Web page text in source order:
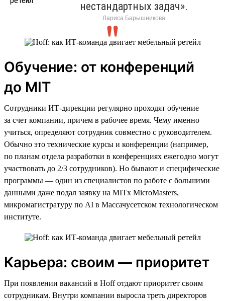
нестандартных задач».
Лариса Барышникова
Обучение: от конференций
до MIT
Сотрудники ИТ-дирекции регулярно проходят обучение
за счет компании, причем в рабочее время. Чему именно
учиться, определяют сотрудник совместно с руководителем.
Обычно это технические курсы и конференции (например,
по планам отдела разработки в конференциях ежегодно могут
участвовать до 2/3 сотрудников). Но бывают и специфические
программы — один из специалистов по работе с большими
данными даже подал заявку на MITx MicroMasters,
микромагистратуру по AI в Массачусетском технологическом
институте.
Карьера: своим — приоритет
При появлении вакансий в Hoff отдают приоритет своим
сотрудникам. Внутри компании выросла треть директоров